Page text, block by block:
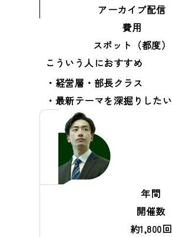
アーカイブ配信
費用
スポット（都度）
こういう人におすすめ
経営層・部長クラス
最新テーマを深掘りしたい
年間
開催数
約1,800回